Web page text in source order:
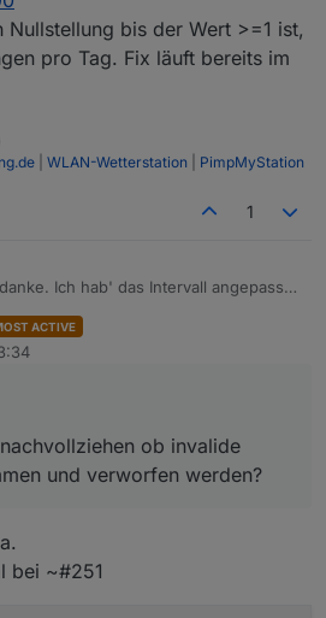
eh nicht gerade klein sind.
mit 23:54 Uhr und 0:10 Uhr
sollte es auch mit einem 6-Minuten
Pakete pro Tag die als nicht
werden.
Nullstellung bis der Wert >=1 ist,
pro Tag. Fix läuft bereits im
WLAN-Wetterstation PimpMyStation
1
Ich hab' das Intervall angepasst.
und verworfen werden?
ACTIVE
ob invalide
und verworfen werden?
bei ~#251